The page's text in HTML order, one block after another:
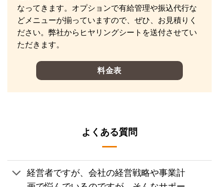
なってきます。オプションで有給管理や振込代行な
どメニューが揃っていますので、ぜひ、お見積りく
ださい。弊社からヒヤリングシートを送付させてい
ただきます。
料金表
よくある質問
経営者ですが、会社の経営戦略や事業計